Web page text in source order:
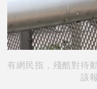
有網民指，殘酷對待
該